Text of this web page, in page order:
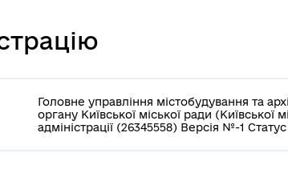
Головне управління містобудування та
органу Київської міської ради (Київської
адміністрації (26345558) Версія №-1